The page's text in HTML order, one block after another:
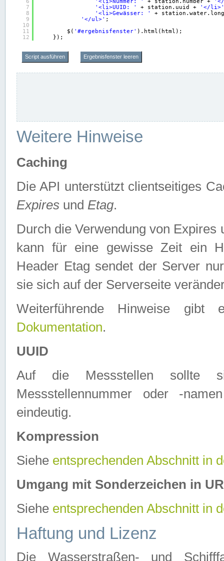
7
8
9
10
11
12
'<li>UUID: '
+ station.uuid +
'</li>'
'<li>Gewässer: '
+
'</ul>' ;
$( '#ergebnisfenster' ).html(html);
});
Script ausführen Ergebnisfenster leeren
Weitere Hinweise
Caching
Die API unterstützt clientseitiges
Expires und Etag.
Durch die Verwendung von
kann für eine gewisse Zeit ein
Header Etag sendet der Server
sie sich auf der Serverseite
Weiterführende Hinweise
Dokumentation.
UUID
Auf die Messstellen sollte
Messstellennummer oder -
eindeutig.
Kompression
Siehe entsprechenden Abschnitt in
Umgang mit Sonderzeichen in
Siehe entsprechenden Abschnitt in
Haftung und Lizenz
Die Wasserstraßen- und